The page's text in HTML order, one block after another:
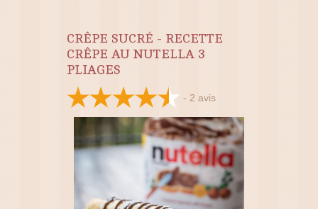
CRÊPE SUCRÉ - RECETTE
CRÊPE AU NUTELLA 3
PLIAGES
- 2 avis